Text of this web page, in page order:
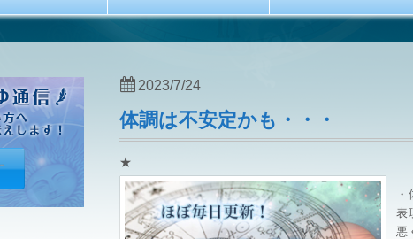
体調は不安定かも・・・
★
表
悪
2023/7/24